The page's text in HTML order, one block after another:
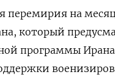
перемирия ‌на
который
программы